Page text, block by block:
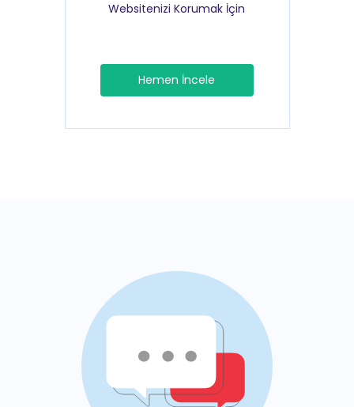
Websitenizi Korumak İçin
Hemen İncele